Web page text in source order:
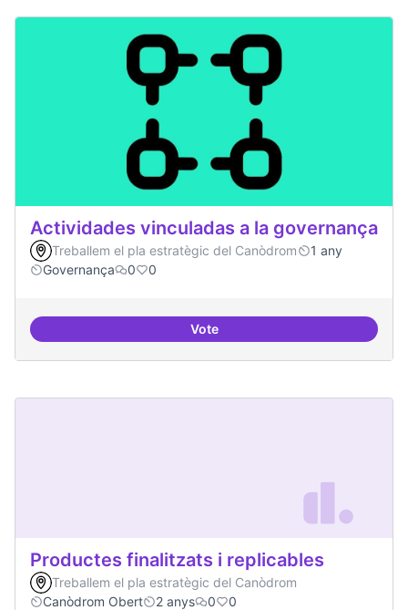
Actividades vinculadas a la governança
Treballem el pla estratègic del Canòdrom
1 any
Governança
0 0
VoteActividades vinculadas a la
Productes finalitzats i replicables
Treballem el pla estratègic del Canòdrom
Canòdrom Obert
2 anys 0 0